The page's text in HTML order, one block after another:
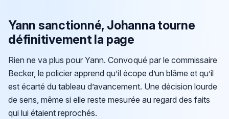
Yann sanctionné, Johanna tourne
définitivement la page
Rien ne va plus pour Yann. Convoqué par le commissaire
Becker, le policier apprend qu’il écope d’un blâme et qu’il
est écarté du tableau d’avancement. Une décision lourde
de sens, même si elle reste mesurée au regard des faits
qui lui étaient reprochés.